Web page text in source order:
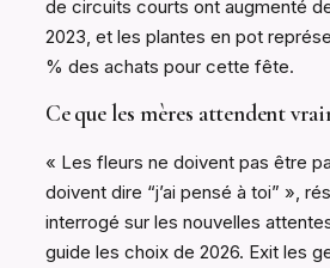
de circuits courts ont augmenté
2023, et les plantes en pot
% des achats pour cette fête.
Ce que les mères attendent
« Les fleurs ne doivent pas être
doivent dire “j’ai pensé à toi” »,
interrogé sur les nouvelles
guide les choix de 2026. Exit les